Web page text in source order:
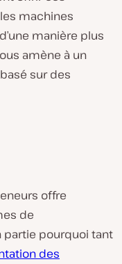
machines
manière plus
amène à un
sur des
offre
de
partie pourquoi tant
des